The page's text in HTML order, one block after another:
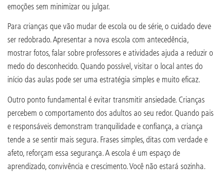
emoções sem minimizar ou julgar.
Para crianças que vão mudar de escola ou de série, o cuidado deve
ser redobrado. Apresentar a nova escola com antecedência,
mostrar fotos, falar sobre professores e atividades ajuda a reduzir o
medo do desconhecido. Quando possível, visitar o local antes do
início das aulas pode ser uma estratégia simples e muito eficaz.
Outro ponto fundamental é evitar transmitir ansiedade. Crianças
percebem o comportamento dos adultos ao seu redor. Quando pais
e responsáveis demonstram tranquilidade e confiança, a criança
tende a se sentir mais segura. Frases simples, ditas com verdade e
afeto, reforçam essa segurança. A escola é um espaço de
aprendizado, convivência e crescimento. Você não estará sozinha.